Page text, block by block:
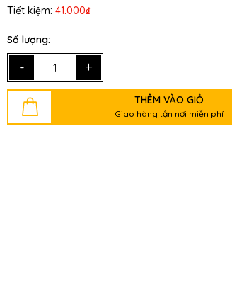
Tiết kiệm: 41.000₫
Số lượng:
- +
THÊM VÀO GIỎ
Giao hàng tận nơi miễn phí